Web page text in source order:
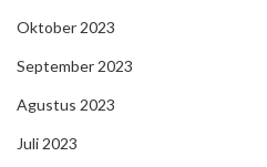
Oktober 2023
September 2023
Agustus 2023
Juli 2023